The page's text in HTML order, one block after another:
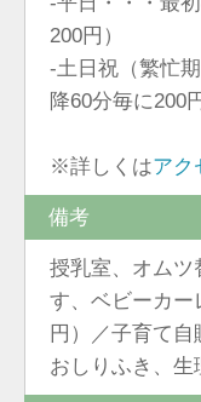
200円）
-土日祝（繁忙
降60分毎に200円
※詳しくはアク
備考
授乳室、オムツ
す、ベビーカー
円）／子育て自
おしりふき、生